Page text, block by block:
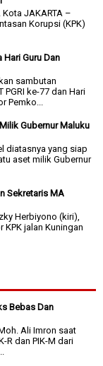
JAKARTA –
Korupsi (KPK)
Guru Dan
sambutan
ke-77 dan Hari
Pemko...
Gubernur Maluku
diatasnya yang siap
aset milik Gubernur
Sekretaris MA
Herbiyono (kiri),
jalan Kuningan
Bebas Dan
Ali Imron saat
R dan PIK-M dari